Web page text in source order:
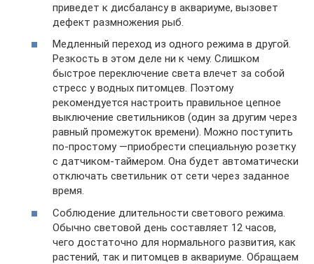
приведет к дисбалансу в аквариуме, вызовет
дефект размножения рыб.
Медленный переход из одного режима в другой.
Резкость в этом деле ни к чему. Слишком
быстрое переключение света влечет за собой
стресс у водных питомцев. Поэтому
рекомендуется настроить правильное цепное
выключение светильников (один за другим через
равный промежуток времени). Можно поступить
по-простому —приобрести специальную розетку
с датчиком-таймером. Она будет автоматически
отключать светильник от сети через заданное
время.
Соблюдение длительности светового режима.
Обычно световой день составляет 12 часов,
чего достаточно для нормального развития, как
растений, так и питомцев в аквариуме. Обращаем